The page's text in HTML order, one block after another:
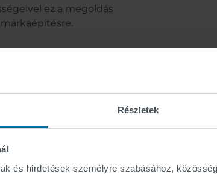
Részletek
és hirdetések személyre szabásához,
ez a megoldás
Műszaki